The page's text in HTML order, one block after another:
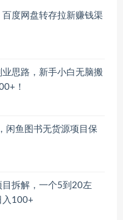
度网盘转存拉新赚钱渠
思路，新手小白无脑搬
！
闲鱼图书无货源项目保
拆解，一个5到20左
入100+